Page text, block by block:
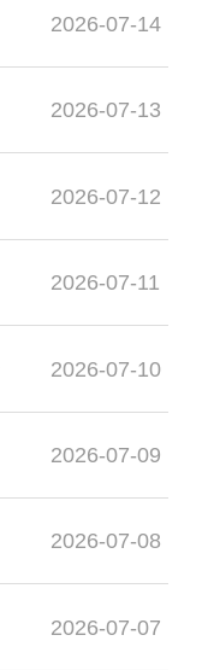
2026-07-14
2026-07-13
2026-07-12
2026-07-11
2026-07-10
2026-07-09
2026-07-08
2026-07-07